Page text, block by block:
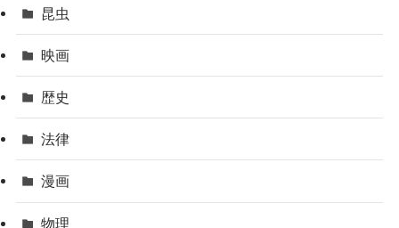
昆虫
映画
歴史
法律
漫画
物理